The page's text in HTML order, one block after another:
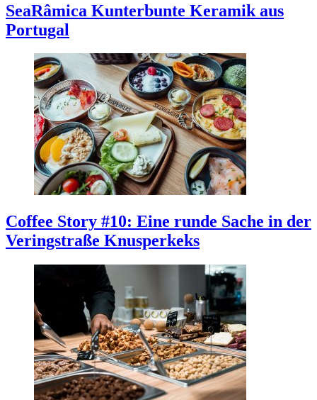
SeaRâmica Kunterbunte Keramik aus
Portugal
Coffee Story #10: Eine runde Sache in der
Veringstraße Knusperkeks